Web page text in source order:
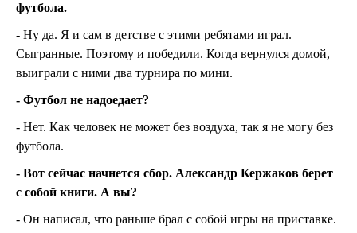
футбола.
- Ну да. Я и сам в детстве с этими ребятами играл.
Сыгранные. Поэтому и победили. Когда вернулся домой,
выиграли с ними два турнира по мини.
- Футбол не надоедает?
- Нет. Как человек не может без воздуха, так я не могу без
футбола.
- Вот сейчас начнется сбор. Александр Кержаков берет
с собой книги. А вы?
- Он написал, что раньше брал с собой игры на приставке.